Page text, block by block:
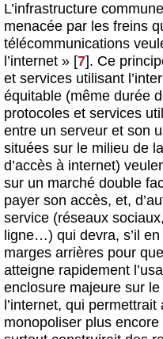
L’infrastructure
menacée par les freins
télécommunications
l’internet » [7]. Ce
et services utilisant
équitable (même durée
protocoles et services
entre un serveur et son
situées sur le milieu de
d’accès à internet)
sur un marché double
payer son accès, et,
service (réseaux
ligne…) qui devra, s’il
marges arrières pour
atteigne rapidement
enclosure majeure sur
l’internet, qui
monopoliser plus